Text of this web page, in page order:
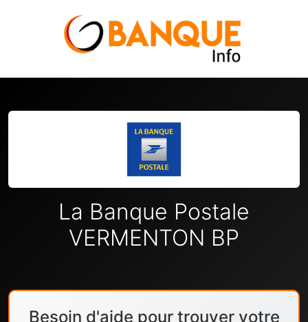
La Banque Postale
VERMENTON BP
Besoin d'aide pour trouver votre